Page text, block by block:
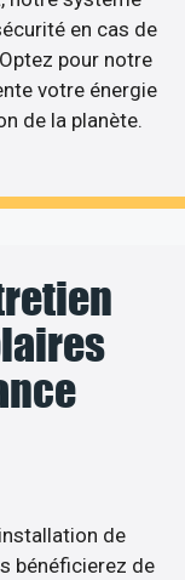
en cas de
pour notre
votre énergie
de la planète.
de
bénéficierez de